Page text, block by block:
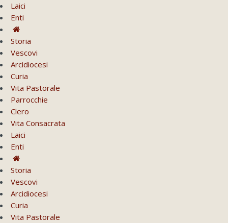
Laici
Enti
Storia
Vescovi
Arcidiocesi
Curia
Vita Pastorale
Parrocchie
Clero
Vita Consacrata
Laici
Enti
Storia
Vescovi
Arcidiocesi
Curia
Vita Pastorale